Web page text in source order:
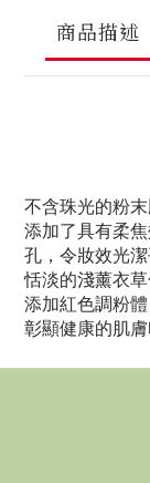
商品描述
不含珠光的粉末
添加了具有柔
孔，令妝效光潔
恬淡的淺薰衣
添加紅色調粉
彰顯健康的肌膚